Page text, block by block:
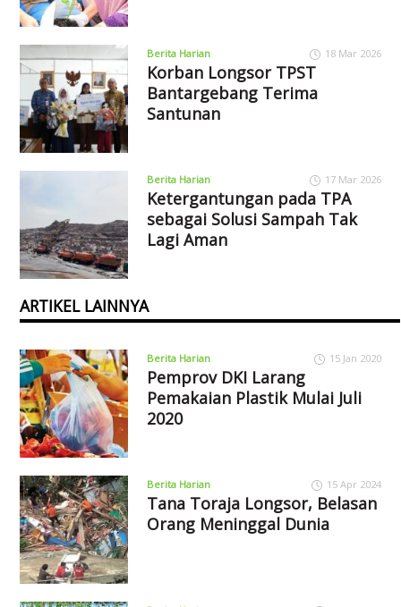
Berita Harian 18 Mar 2026
Korban Longsor TPST
Bantargebang Terima
Santunan
Berita Harian 17 Mar 2026
Ketergantungan pada TPA
sebagai Solusi Sampah Tak
Lagi Aman
ARTIKEL LAINNYA
Berita Harian 15 Jan 2020
Pemprov DKI Larang
Pemakaian Plastik Mulai Juli
2020
Berita Harian 15 Apr 2024
Tana Toraja Longsor, Belasan
Orang Meninggal Dunia